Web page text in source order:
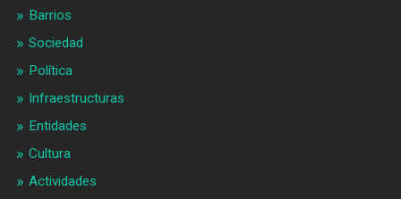
Barrios
Sociedad
Política
Infraestructuras
Entidades
Cultura
Actividades